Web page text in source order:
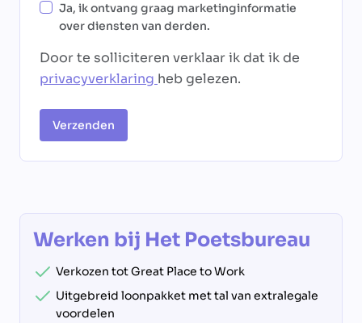
Ja, ik ontvang graag marketinginformatie
over diensten van derden.
Door te solliciteren verklaar ik dat ik de
privacyverklaring heb gelezen.
Verzenden
Werken bij Het Poetsbureau
Verkozen tot Great Place to Work
Uitgebreid loonpakket met tal van extralegale
voordelen